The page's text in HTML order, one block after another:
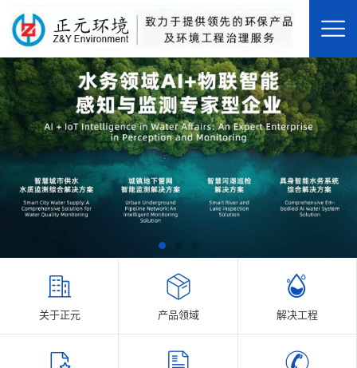
关于正元 产品领域 解决工程